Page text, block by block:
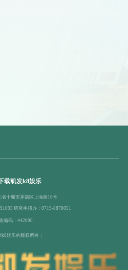
载凯发k8娱乐
省十堰市茅箭区上海路16号
研究生招办：0719-8878051
编码：442000
k8娱乐的版权所有：